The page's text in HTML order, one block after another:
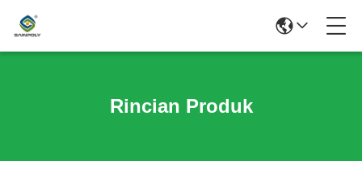
Rincian Produk